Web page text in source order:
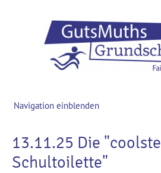
Navigation einblenden
13.11.25 Die "coolste
Schultoilette"